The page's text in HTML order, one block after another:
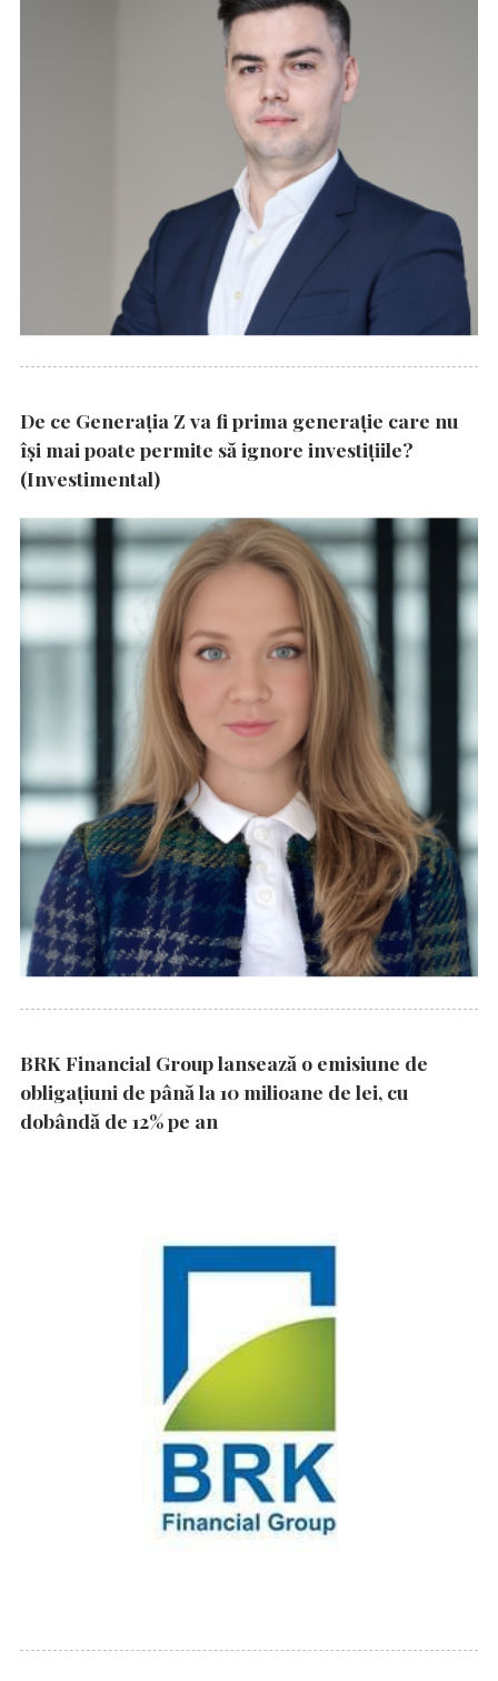
De ce Generația Z va fi prima generație care nu
își mai poate permite să ignore investițiile?
(Investimental)
BRK Financial Group lansează o emisiune de
obligațiuni de până la 10 milioane de lei, cu
dobândă de 12% pe an